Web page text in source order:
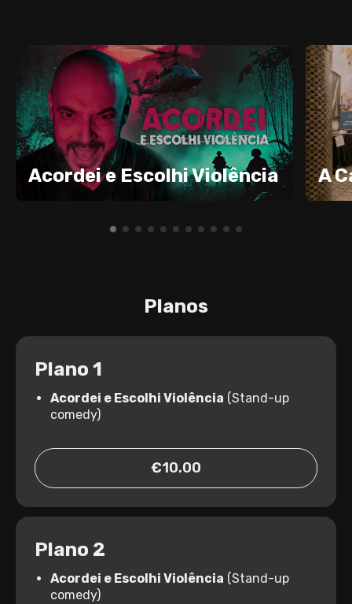
Acordei e Escolhi Violência A
Planos
Plano 1
Acordei e Escolhi Violência (Stand-up
comedy)
€10.00
Plano 2
Acordei e Escolhi Violência (Stand-up
comedy)